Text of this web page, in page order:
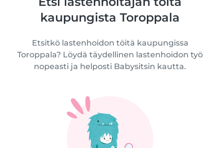
kaupungista Toroppala
Etsitkö lastenhoidon töitä kaupungissa
Toroppala? Löydä täydellinen lastenhoidon työ
nopeasti ja helposti Babysitsin kautta.